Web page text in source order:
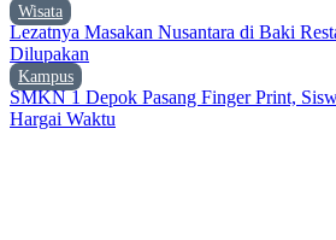
Wisata
Lezatnya Masakan Nusantara di Baki
Dilupakan
Kampus
SMKN 1 Depok Pasang Finger Print,
Hargai Waktu